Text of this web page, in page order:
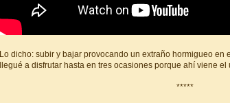
Lo dicho: subir y bajar provocando un extraño hormigueo en
llegué a disfrutar hasta en tres ocasiones porque ahí viene
*****